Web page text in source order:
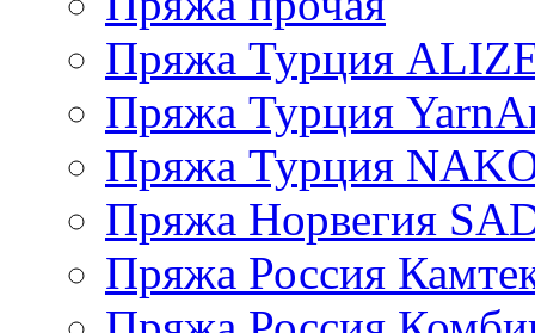
Пряжа Турция
Пряжа Турция
Пряжа Турция
Пряжа Норвегия
Пряжа Россия